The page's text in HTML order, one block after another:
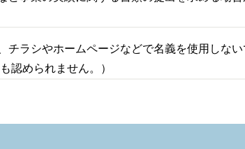
チラシやホームページなどで名義を使用しな
認められません。）